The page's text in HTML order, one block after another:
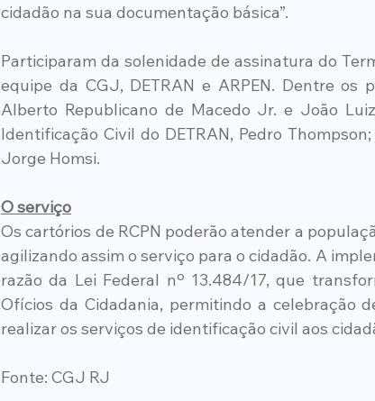
cidadão na sua documentação básica”.
Participaram da solenidade de assinatura do
equipe da CGJ, DETRAN e ARPEN. Dentre os
Alberto Republicano de Macedo Jr. e João
Identificação Civil do DETRAN, Pedro
Jorge Homsi.
O serviço
Os cartórios de RCPN poderão atender a
agilizando assim o serviço para o cidadão. A
razão da Lei Federal nº 13.484/17, que
Ofícios da Cidadania, permitindo a celebração
realizar os serviços de identificação civil aos
Fonte: CGJ RJ